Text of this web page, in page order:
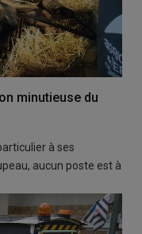
minutieuse du
à ses
aucun poste est à